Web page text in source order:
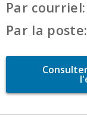
Par courriel
Par la poste